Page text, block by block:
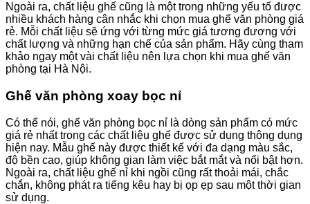
Ngoài ra, chất liệu ghế cũng là một trong những yếu tố được
nhiều khách hàng cân nhắc khi chọn mua ghế văn phòng giá
rẻ. Mỗi chất liệu sẽ ứng với từng mức giá tương đương với
chất lượng và những hạn chế của sản phẩm. Hãy cùng tham
khảo ngay một vài chất liệu nên lựa chọn khi mua ghế văn
phòng tại Hà Nội.
Ghế văn phòng xoay bọc nỉ
Có thể nói, ghế văn phòng bọc nỉ là dòng sản phẩm có mức
giá rẻ nhất trong các chất liệu ghế được sử dụng thông dụng
hiện nay. Mẫu ghế này được thiết kế với đa dạng màu sắc,
độ bền cao, giúp không gian làm việc bắt mắt và nổi bật hơn.
Ngoài ra, chất liệu ghế nỉ khi ngồi cũng rất thoải mái, chắc
chắn, không phát ra tiếng kêu hay bị ọp ẹp sau một thời gian
sử dụng.